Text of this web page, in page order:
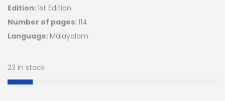
Edition:1st Edition
Number of pages:114
Language: Malayalam
23 in stock